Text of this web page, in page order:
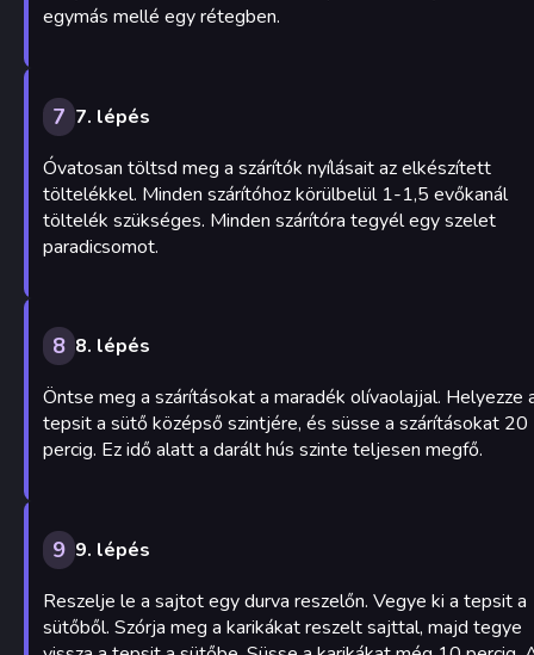
egymás mellé egy rétegben.
7 7. lépés
Óvatosan töltsd meg a szárítók nyílásait az elkészített
töltelékkel. Minden szárítóhoz körülbelül 1-1,5 evőkanál
töltelék szükséges. Minden szárítóra tegyél egy szelet
paradicsomot.
8 8. lépés
Öntse meg a szárításokat a maradék olívaolajjal. Helyezze
tepsit a sütő középső szintjére, és süsse a szárításokat 20
percig. Ez idő alatt a darált hús szinte teljesen megfő.
9 9. lépés
Reszelje le a sajtot egy durva reszelőn. Vegye ki a tepsit a
sütőből. Szórja meg a karikákat reszelt sajttal, majd tegye